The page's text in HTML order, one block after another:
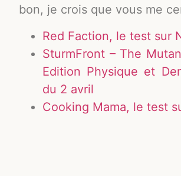
bon, je crois que vous me
Red Faction, le test sur
SturmFront – The
Edition Physique et
du 2 avril
Cooking Mama, le test